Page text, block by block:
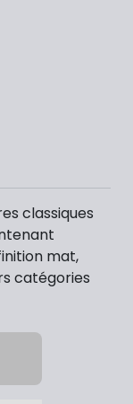
classiques
mat,
catégories